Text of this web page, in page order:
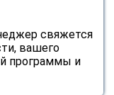
свяжется
вашего
программы и